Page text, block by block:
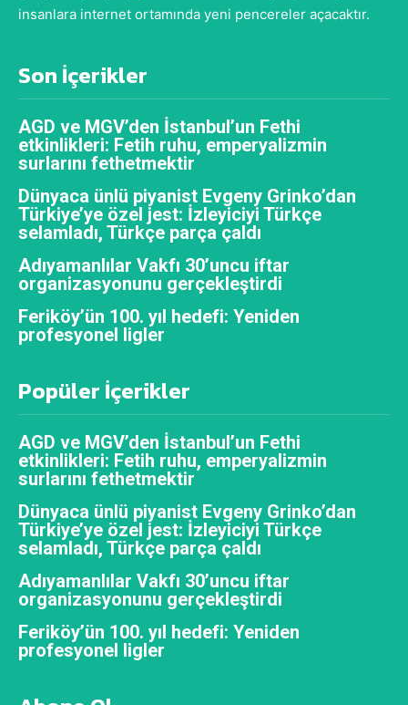
insanlara internet ortamında yeni pencereler açacaktır.
Son İçerikler
AGD ve MGV’den İstanbul’un Fethi
etkinlikleri: Fetih ruhu, emperyalizmin
surlarını fethetmektir
Dünyaca ünlü piyanist Evgeny Grinko’dan
Türkiye’ye özel jest: İzleyiciyi Türkçe
selamladı, Türkçe parça çaldı
Adıyamanlılar Vakfı 30’uncu iftar
organizasyonunu gerçekleştirdi
Feriköy’ün 100. yıl hedefi: Yeniden
profesyonel ligler
Popüler İçerikler
AGD ve MGV’den İstanbul’un Fethi
etkinlikleri: Fetih ruhu, emperyalizmin
surlarını fethetmektir
Dünyaca ünlü piyanist Evgeny Grinko’dan
Türkiye’ye özel jest: İzleyiciyi Türkçe
selamladı, Türkçe parça çaldı
Adıyamanlılar Vakfı 30’uncu iftar
organizasyonunu gerçekleştirdi
Feriköy’ün 100. yıl hedefi: Yeniden
profesyonel ligler